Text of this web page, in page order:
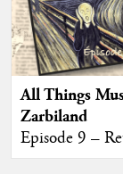
All Things
Zarbiland
Episode 9 –